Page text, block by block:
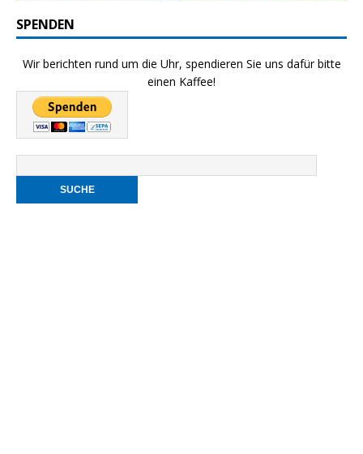
SPENDEN
Wir berichten rund um die Uhr, spendieren Sie uns dafür bitte
einen Kaffee!